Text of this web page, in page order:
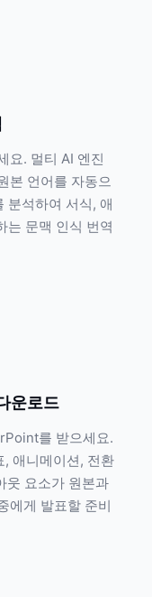
요. 멀티 AI 엔진
본 언어를 자동으
분석하여 서식, 애
는 문맥 인식 번역
운로드
를 받으세요.
, 애니메이션, 전환
웃 요소가 원본과
에게 발표할 준비